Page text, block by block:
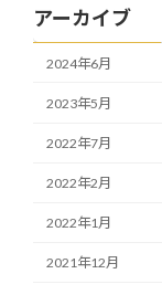
アーカイブ
2024年6月
2023年5月
2022年7月
2022年2月
2022年1月
2021年12月